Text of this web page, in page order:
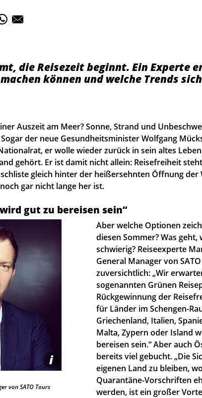
die Reisezeit beginnt. Ein Experte
können und welche Trends sich
Auszeit am Meer? Sonne, Strand und
der neue Gesundheitsminister Wolfgang
er wolle wieder zurück in sein altes
gehört. Er ist damit nicht allein: Reisefreiheit
gleich hinter der heißersehnten Öffnung der
gar nicht lange her ist.
gut zu bereisen sein“
i
von SATO Tours
Aber welche Optionen
diesen Sommer? Was geht,
schwierig? Reiseexperte
General Manager von
zuversichtlich: „Wir
sogenannten Grünen
Rückgewinnung der
für Länder im Schengen-
Griechenland, Italien,
Malta, Zypern oder Island
bereisen sein.“ Aber auch
bereits viel gebucht. „Die
eigenen Land zu bleiben,
Quarantäne-Vorschriften
werden, ist ein großer